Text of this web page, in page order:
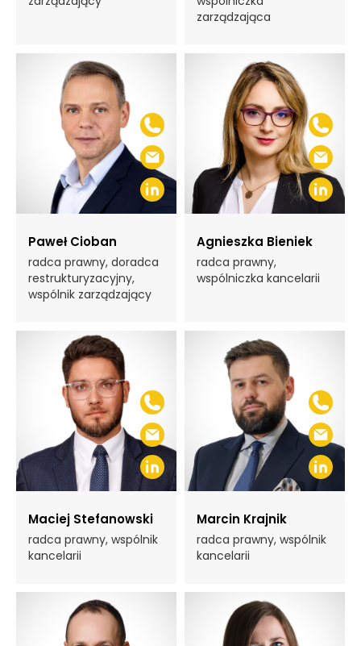
zarządzająca
Paweł Cioban
radca prawny, doradca
restrukturyzacyjny,
wspólnik zarządzający
Agnieszka Bieniek
radca prawny,
wspólniczka kancelarii
Maciej Stefanowski
radca prawny, wspólnik
kancelarii
Marcin Krajnik
radca prawny, wspólnik
kancelarii